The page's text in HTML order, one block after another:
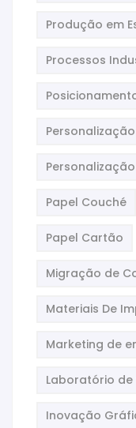
Produção em
Processos
Personalização
Papel Couché
Papel Cartão
Migração de
Materiais De
Marketing de
Laboratório
Inovação